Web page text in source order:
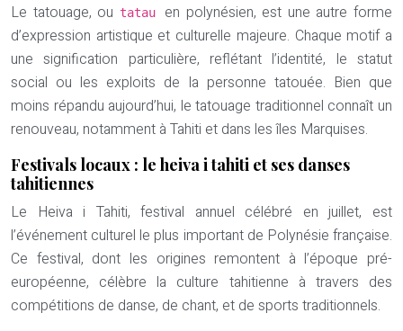
Le tatouage, ou tatau en polynésien, est une autre forme
d’expression artistique et culturelle majeure. Chaque motif a
une signification particulière, reflétant l’identité, le statut
social ou les exploits de la personne tatouée. Bien que
moins répandu aujourd’hui, le tatouage traditionnel connaît un
renouveau, notamment à Tahiti et dans les îles Marquises.
Festivals locaux : le heiva i tahiti et ses danses
tahitiennes
Le Heiva i Tahiti, festival annuel célébré en juillet, est
l’événement culturel le plus important de Polynésie française.
Ce festival, dont les origines remontent à l’époque pré-
européenne, célèbre la culture tahitienne à travers des
compétitions de danse, de chant, et de sports traditionnels.